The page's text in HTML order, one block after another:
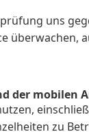
uns
überwachen,
der mobilen
zu